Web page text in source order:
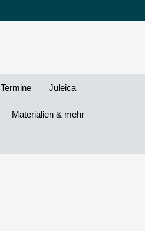
Preheader
Termine Juleica
Materialien & mehr